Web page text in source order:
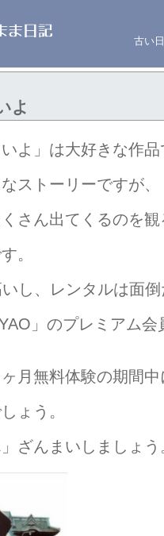
古い
よ
よ」は大好きな作
ストーリーですが、
さん出てくるのを
。
し、レンタルは面
」のプレミアム会
月無料体験の期間中
ょう。
ざんまいしましょう